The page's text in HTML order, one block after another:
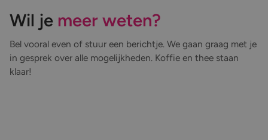
Wil je meer weten?
Bel vooral even of stuur een berichtje. We gaan graag met je
in gesprek over alle mogelijkheden. Koffie en thee staan
klaar!